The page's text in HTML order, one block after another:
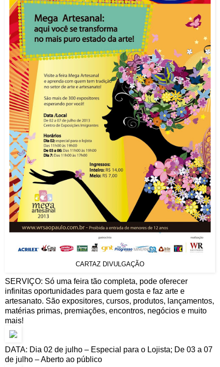
CARTAZ DIVULGAÇÃO
SERVIÇO: Só uma feira tão completa, pode oferecer
infinitas oportunidades para quem gosta e faz arte e
artesanato. São expositores, cursos, produtos, lançamentos,
matérias primas, premiações, encontros, negócios e muito
mais!
DATA: Dia 02 de julho – Especial para o Lojista; De 03 a 07
de julho – Aberto ao público